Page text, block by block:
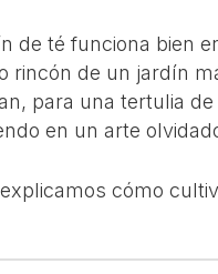
de té funciona bien
rincón de un jardín
para una tertulia
en un arte
cómo